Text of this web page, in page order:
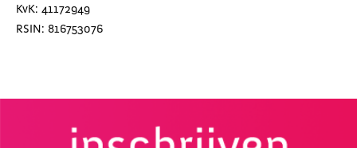
KvK: 41172949
RSIN: 816753076